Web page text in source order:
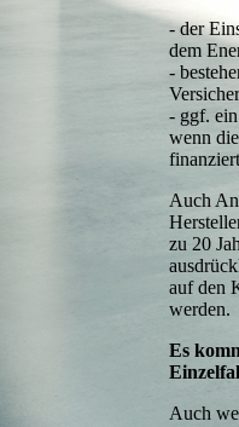
- der
dem
-
- ggf.
wenn
Auch
zu 20
auf den
werden.
Es
Auch